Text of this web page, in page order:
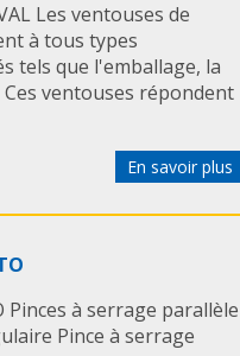
Les ventouses de
à tous types
tels que l'emballage, la
ventouses répondent
En savoir plus
Pinces à serrage parallèle
Pince à serrage